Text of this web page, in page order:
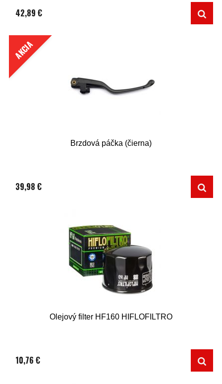
42,89 €
AKCIA
Brzdová páčka (čierna)
39,98 €
Olejový filter HF160 HIFLOFILTRO
10,76 €